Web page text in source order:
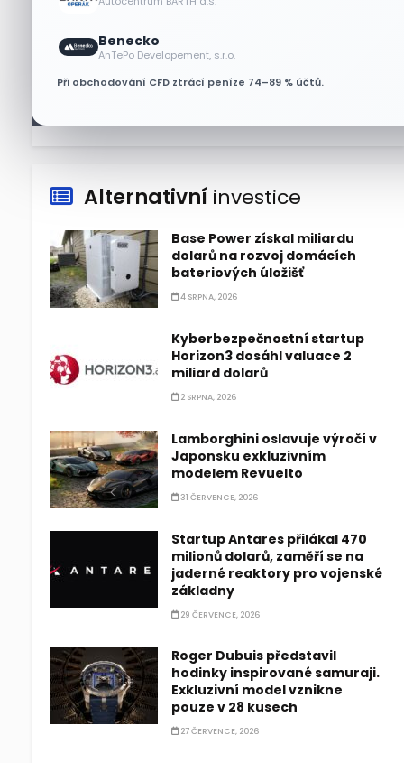
Benecko
AnTePo Developement, s.r.o.
Při obchodování CFD ztrácí peníze 74–89 % účtů.
Walmart a Eli Lilly?
4 SRPNA, 2026
Alternativní investice
Base Power získal miliardu
dolarů na rozvoj domácích
bateriových úložišť
4 SRPNA, 2026
Kyberbezpečnostní startup
Horizon3 dosáhl valuace 2
miliard dolarů
2 SRPNA, 2026
Lamborghini oslavuje výročí v
Japonsku exkluzivním
modelem Revuelto
31 ČERVENCE, 2026
Startup Antares přilákal 470
milionů dolarů, zaměří se na
jaderné reaktory pro vojenské
základny
29 ČERVENCE, 2026
Roger Dubuis představil
hodinky inspirované samuraji.
Exkluzivní model vznikne
pouze v 28 kusech
27 ČERVENCE, 2026